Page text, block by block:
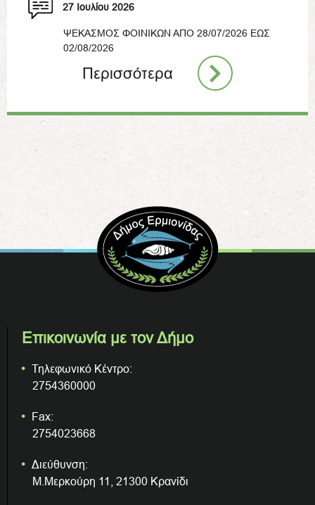
27 Ιουλίου 2026
ΨΕΚΑΣΜΟΣ ΦΟΙΝΙΚΩΝ ΑΠΟ 28/07/2026 ΕΩΣ
02/08/2026
Περισσότερα
Επικοινωνία με τον Δήμο
Τηλεφωνικό Κέντρο:
2754360000
Fax:
2754023668
Διεύθυνση:
Μ.Μερκούρη 11, 21300 Κρανίδι